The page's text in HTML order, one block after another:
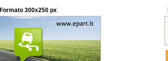
Formato 300x250 px